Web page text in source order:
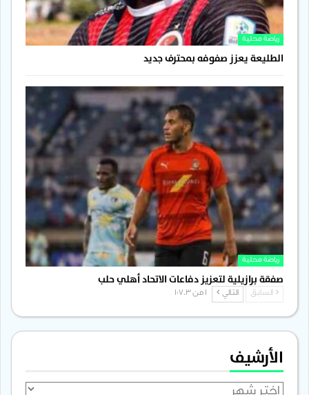
رياضة محلية
الطليعة يعزز صفوفه بمحترف جديد
رياضة محلية
صفقة برازيلية لتعزيز دفاعات الاتحاد أهلي حلب
السابق التالي
الأرشيف
الأرشيف